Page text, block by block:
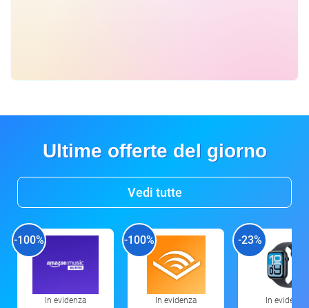
Ultime offerte del giorno
Vedi tutte
-100%
In evidenza
-100%
In evidenza
-23%
In evidenza